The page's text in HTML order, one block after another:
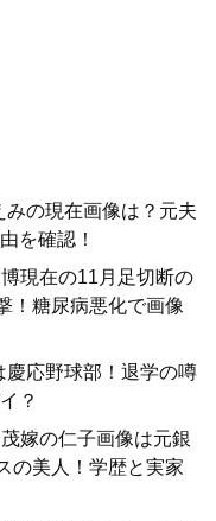
の現在画像は？元夫
を確認！
現在の11月足切断の
！糖尿病悪化で画像
慶応野球部！退学の噂
？
嫁の仁子画像は元銀
の美人！学歴と実家